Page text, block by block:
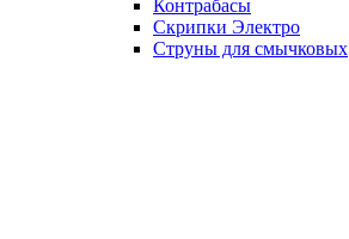
Контрабасы
Скрипки Электро
Струны для смычковых